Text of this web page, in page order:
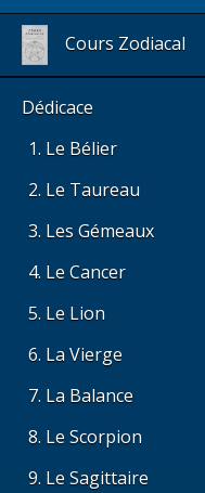
Cours Zodiacal
Dédicace
Le Bélier
Le Taureau
Les Gémeaux
Le Cancer
Le Lion
La Vierge
La Balance
Le Scorpion
Le Sagittaire